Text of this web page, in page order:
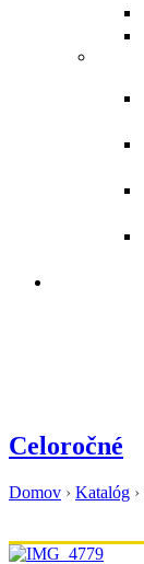
Celoročné
Domov › Katalóg ›